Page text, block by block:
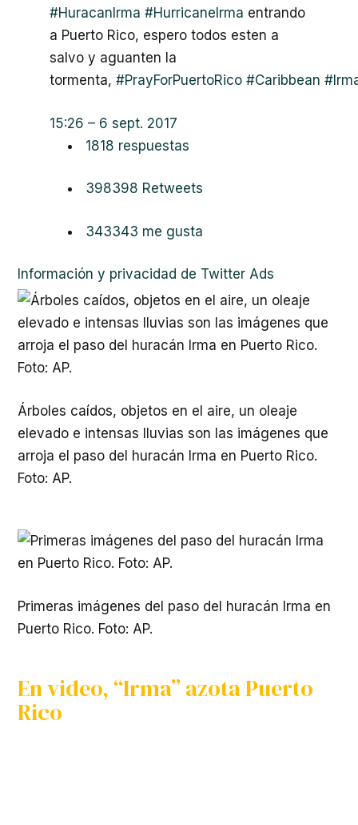
#HuracanIrma #HurricaneIrma entrando
a Puerto Rico, espero todos esten a
salvo y aguanten la
tormenta, #PrayForPuertoRico #Caribbean #
15:26 – 6 sept. 2017
1818 respuestas
398398 Retweets
343343 me gusta
Información y privacidad de Twitter Ads
Árboles caídos, objetos en el aire, un oleaje
elevado e intensas lluvias son las imágenes que
arroja el paso del huracán Irma en Puerto Rico.
Foto: AP.
Primeras imágenes del paso del huracán Irma en
Puerto Rico. Foto: AP.
En video, “Irma” azota Puerto
Rico